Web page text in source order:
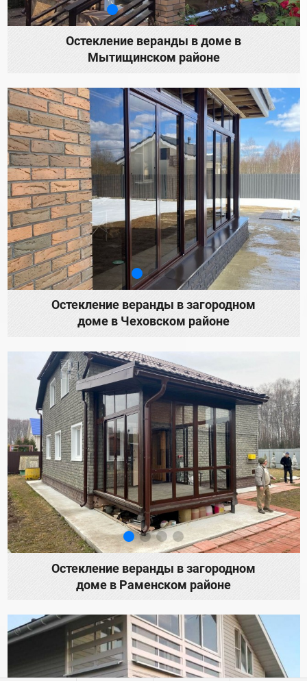
Остекление веранды в доме в
Мытищинском районе
Остекление веранды в загородном
доме в Чеховском районе
Остекление веранды в загородном
доме в Раменском районе